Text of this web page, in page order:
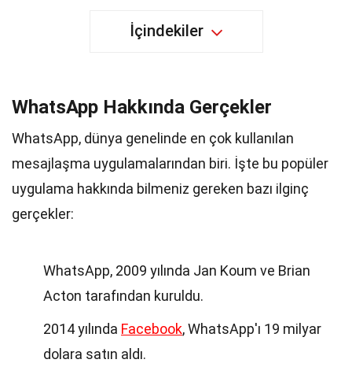
İçindekiler
WhatsApp Hakkında Gerçekler
WhatsApp, dünya genelinde en çok kullanılan
mesajlaşma uygulamalarından biri. İşte bu popüler
uygulama hakkında bilmeniz gereken bazı ilginç
gerçekler:
WhatsApp, 2009 yılında Jan Koum ve Brian
Acton tarafından kuruldu.
2014 yılında Facebook, WhatsApp'ı 19 milyar
dolara satın aldı.